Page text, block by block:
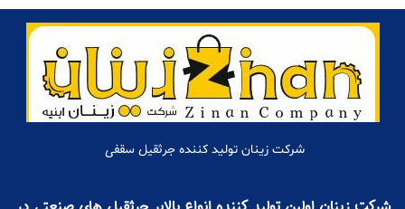
شرکت زینان تولید کنندهجرثقیل سقفی